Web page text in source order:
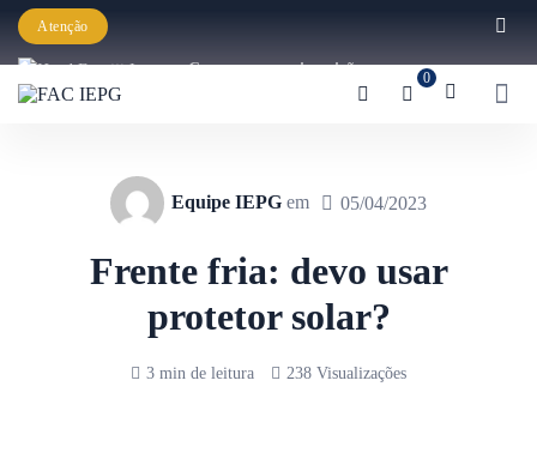
Atenção
Começaram as inscrições para a
Graduação IEPG 2026!
0
Equipe IEPG em 05/04/2023
Frente fria: devo usar
protetor solar?
3 min de leitura 238 Visualizações